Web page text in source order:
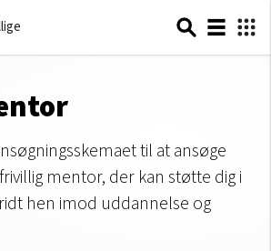
til at ansøge
mentor, der kan støtte dig i
hen imod uddannelse og